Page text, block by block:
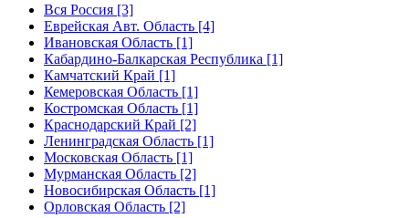
Вся Россия [3]
Еврейская Авт. Область [4]
Ивановская Область [1]
Кабардино-Балкарская Республика [1]
Камчатский Край [1]
Кемеровская Область [1]
Костромская Область [1]
Краснодарский Край [2]
Ленинградская Область [1]
Московская Область [1]
Мурманская Область [2]
Новосибирская Область [1]
Орловская Область [2]